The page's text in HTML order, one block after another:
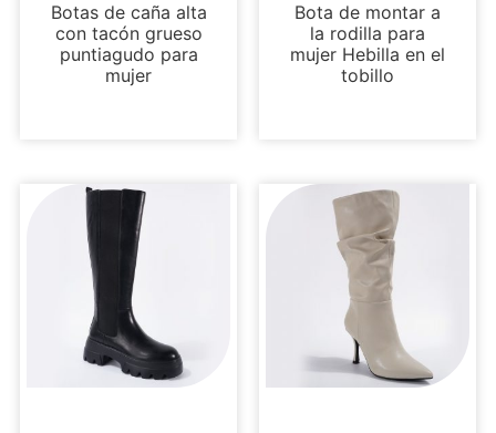
Botas de caña alta
con tacón grueso
puntiagudo para
mujer
Bota de montar a
la rodilla para
mujer Hebilla en el
tobillo